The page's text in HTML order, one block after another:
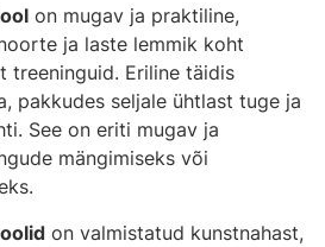
on mugav ja praktiline,
ja laste lemmik koht
treeninguid. Eriline täidis
pakkudes seljale ühtlast tuge ja
See on eriti mugav ja
mängimiseks või
on valmistatud kunstnahast,